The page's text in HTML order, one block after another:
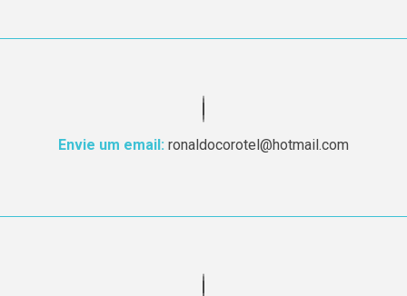
Envie um email: ronaldocorotel@hotmail.com